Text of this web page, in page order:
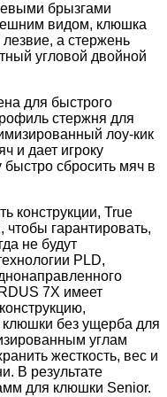
брызгами
видом, клюшка
а стержень
угловой двойной
для быстрого
стержня для
лоу-кик
и дает игроку
сбросить мяч в
конструкции, True
гарантировать,
не будут
PLD,
7X имеет
без ущерба для
углам
жесткость, вес и
В результате
для клюшки Senior.